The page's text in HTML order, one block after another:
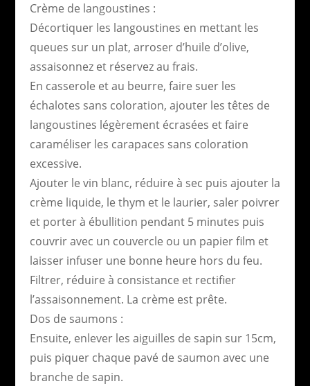
Crème de langoustines :
Décortiquer les langoustines en mettant les
queues sur un plat, arroser d’huile d’olive,
assaisonnez et réservez au frais.
En casserole et au beurre, faire suer les
échalotes sans coloration, ajouter les têtes de
langoustines légèrement écrasées et faire
caraméliser les carapaces sans coloration
excessive.
Ajouter le vin blanc, réduire à sec puis ajouter la
crème liquide, le thym et le laurier, saler poivrer
et porter à ébullition pendant 5 minutes puis
couvrir avec un couvercle ou un papier film et
laisser infuser une bonne heure hors du feu.
Filtrer, réduire à consistance et rectifier
l’assaisonnement. La crème est prête.
Dos de saumons :
Ensuite, enlever les aiguilles de sapin sur 15cm,
puis piquer chaque pavé de saumon avec une
branche de sapin.